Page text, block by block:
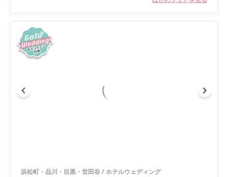
浜松町・品川・目黒・世田谷/ホテルウェディング